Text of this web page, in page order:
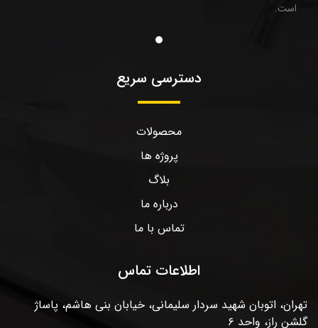
است.
دسترسی سریع
محصولات
پروژه ها
بلاگ
درباره ما
تماس با ما
اطلاعات تماس
تهران، اتوبان شهید سردار سلیمانی، خیابان بنی هاشم، پاساژ
گلشن راز، واحد ۶